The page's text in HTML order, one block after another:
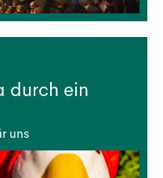
durch ein
uns